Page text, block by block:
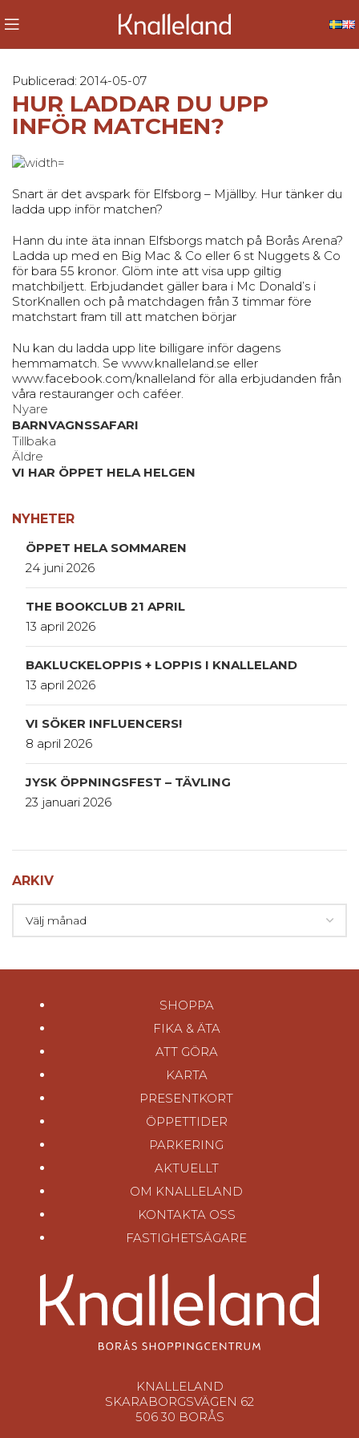
Publicerad: 2014-05-07
HUR LADDAR DU UPP
INFÖR MATCHEN?
Snart är det avspark för Elfsborg – Mjällby. Hur tänker du
ladda upp inför matchen?
Hann du inte äta innan Elfsborgs match på Borås Arena?
Ladda up med en Big Mac & Co eller 6 st Nuggets & Co
för bara 55 kronor. Glöm inte att visa upp giltig
matchbiljett. Erbjudandet gäller bara i Mc Donald’s i
StorKnallen och på matchdagen från 3 timmar före
matchstart fram till att matchen börjar
Nu kan du ladda upp lite billigare inför dagens
hemmamatch. Se www.knalleland.se eller
www.facebook.com/knalleland för alla erbjudanden från
våra restauranger och caféer.
Nyare
BARNVAGNSSAFARI
Tillbaka
Äldre
VI HAR ÖPPET HELA HELGEN
NYHETER
ÖPPET HELA SOMMAREN
24 juni 2026
THE BOOKCLUB 21 APRIL
13 april 2026
BAKLUCKELOPPIS + LOPPIS I KNALLELAND
13 april 2026
VI SÖKER INFLUENCERS!
8 april 2026
JYSK ÖPPNINGSFEST – TÄVLING
23 januari 2026
ARKIV
SHOPPA
FIKA & ÄTA
ATT GÖRA
KARTA
PRESENTKORT
ÖPPETTIDER
PARKERING
AKTUELLT
OM KNALLELAND
KONTAKTA OSS
FASTIGHETSÄGARE
KNALLELAND
SKARABORGSVÄGEN 62
506 30 BORÅS